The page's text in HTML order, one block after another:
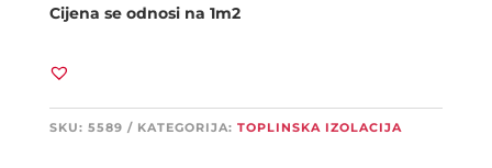
Cijena se odnosi na 1m2
SKU: 5589 KATEGORIJA: TOPLINSKA IZOLACIJA